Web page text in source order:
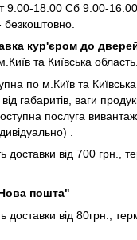
9.00-18.00 Сб 9.00-
безкоштовно.
кур'єром до
та Київська область.
по м.Київ та
габаритів, ваги
послуга
.
доставки від 700 грн.,
пошта"
доставки від 80грн.,